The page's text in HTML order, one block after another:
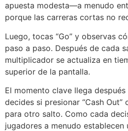
apuesta modesta—a menudo
porque las carreras cortas no
Luego, tocas “Go” y observas
paso a paso. Después de cada
multiplicador se actualiza en
superior de la pantalla.
El momento clave llega
decides si presionar “Cash
para otro salto. Como cada
jugadores a menudo